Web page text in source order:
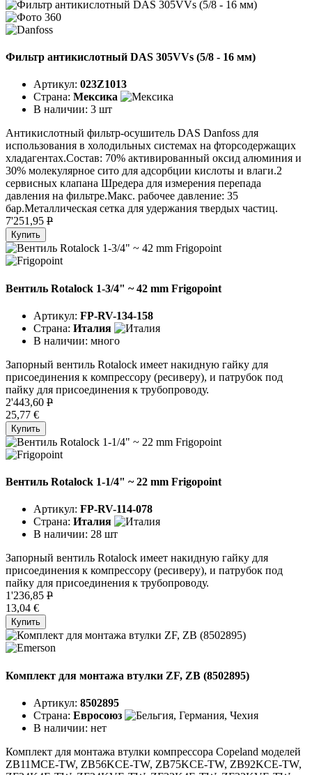
Фильтр антикислотный DAS 305VVs (5/8 - 16 мм)
Артикул: 023Z1013
Страна: Мексика
В наличии: 3 шт
Антикислотный фильтр-осушитель DAS Danfoss для
использования в холодильных системах на фторсодержащих
хладагентах.Состав: 70% активированный оксид алюминия и
30% молекулярное сито для адсорбции кислоты и влаги.2
сервисных клапана Шредера для измерения перепада
давления на фильтре.Макс. рабочее давление: 35
бар.Металлическая сетка для удержания твердых частиц.
7'251,95 P
Купить
Вентиль Rotalock 1-3/4" ~ 42 mm Frigopoint
Артикул: FP-RV-134-158
Страна: Италия
В наличии: много
Запорный вентиль Rotalock имеет накидную гайку для
присоединения к компрессору (ресиверу), и патрубок под
пайку для присоединения к трубопроводу.
2'443,60 P
25,77 €
Купить
Вентиль Rotalock 1-1/4" ~ 22 mm Frigopoint
Артикул: FP-RV-114-078
Страна: Италия
В наличии: 28 шт
Запорный вентиль Rotalock имеет накидную гайку для
присоединения к компрессору (ресиверу), и патрубок под
пайку для присоединения к трубопроводу.
1'236,85 P
13,04 €
Купить
Комплект для монтажа втулки ZF, ZB (8502895)
Артикул: 8502895
Страна: Евросоюз
В наличии: нет
Комплект для монтажа втулки компрессора Copeland моделей
ZB11MCE-TW, ZB56KCE-TW, ZB75KCE-TW, ZB92KCE-TW,